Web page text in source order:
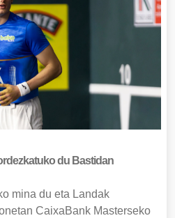
du Bastidan
mina du eta Landak
CaixaBank Masterseko